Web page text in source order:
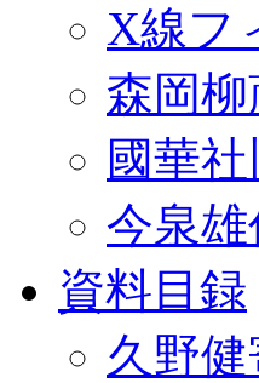
X線フ
森岡
國華
今泉雄
資料目録
久野